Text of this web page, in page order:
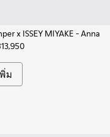
003 - รองเท้า
Anna - K201998-001 -
x ISSEY MIYAKE - Anna
ม